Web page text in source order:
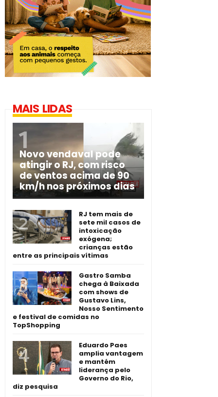
MAIS LIDAS
Novo vendaval pode
atingir o RJ, com risco
de ventos acima de 90
km/h nos próximos dias
RJ tem mais de
sete mil casos de
intoxicação
exógena;
crianças estão
entre as principais vítimas
Gastro Samba
chega à Baixada
com shows de
Gustavo Lins,
Nosso Sentimento
e festival de comidas no
TopShopping
Eduardo Paes
amplia vantagem
e mantém
liderança pelo
Governo do Rio,
diz pesquisa